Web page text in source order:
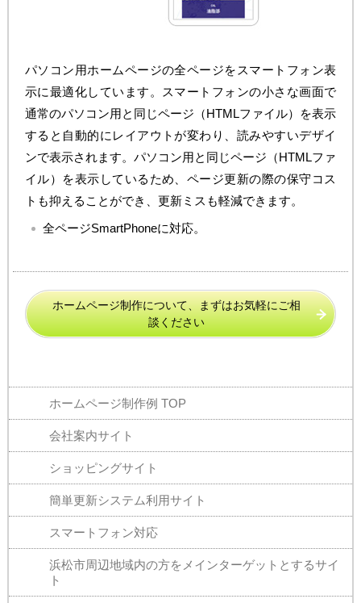
パソコン用ホームページの全ページをスマートフォン表
示に最適化しています。スマートフォンの小さな画面で
通常のパソコン用と同じページ（HTMLファイル）を表示
すると自動的にレイアウトが変わり、読みやすいデザイ
ンで表示されます。パソコン用と同じページ（HTMLファ
イル）を表示しているため、ページ更新の際の保守コス
トも抑えることができ、更新ミスも軽減できます。
全ページSmartPhoneに対応。
ホームページ制作について、まずはお気軽にご相
談ください
ホームページ制作例 TOP
会社案内サイト
ショッピングサイト
簡単更新システム利用サイト
スマートフォン対応
浜松市周辺地域内の方をメインターゲットとするサイ
ト